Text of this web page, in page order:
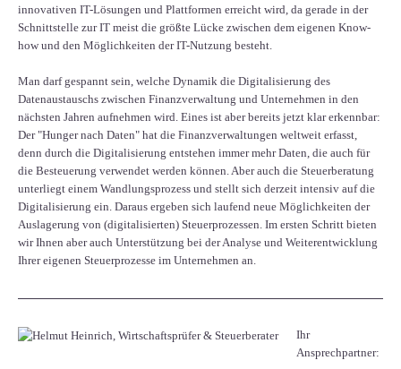
innovativen IT-Lösungen und Plattformen erreicht wird, da gerade in der
Schnittstelle zur IT meist die größte Lücke zwischen dem eigenen Know-
how und den Möglichkeiten der IT-Nutzung besteht.
Man darf gespannt sein, welche Dynamik die Digitalisierung des
Datenaustauschs zwischen Finanzverwaltung und Unternehmen in den
nächsten Jahren aufnehmen wird. Eines ist aber bereits jetzt klar erkennbar:
Der "Hunger nach Daten" hat die Finanzverwaltungen weltweit erfasst,
denn durch die Digitalisierung entstehen immer mehr Daten, die auch für
die Besteuerung verwendet werden können. Aber auch die Steuerberatung
unterliegt einem Wandlungsprozess und stellt sich derzeit intensiv auf die
Digitalisierung ein. Daraus ergeben sich laufend neue Möglichkeiten der
Auslagerung von (digitalisierten) Steuerprozessen. Im ersten Schritt bieten
wir Ihnen aber auch Unterstützung bei der Analyse und Weiterentwicklung
Ihrer eigenen Steuerprozesse im Unternehmen an.
Ihr
Ansprechpartner: